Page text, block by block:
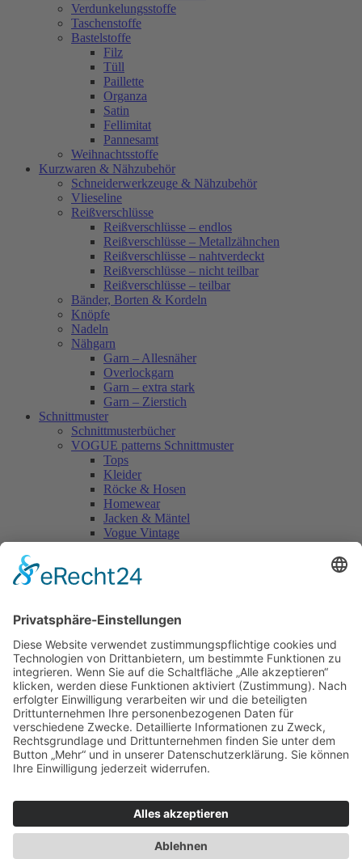
Verdunkelungsstoffe
Taschenstoffe
Bastelstoffe
Filz
Tüll
Paillette
Organza
Satin
Fellimitat
Pannesamt
Weihnachtsstoffe
Kurzwaren & Nähzubehör
Schneiderwerkzeuge & Nähzubehör
Vlieseline
Reißverschlüsse
Reißverschlüsse – endlos
Reißverschlüsse – Metallzähnchen
Reißverschlüsse – nahtverdeckt
Reißverschlüsse – nicht teilbar
Reißverschlüsse – teilbar
Bänder, Borten & Kordeln
Knöpfe
Nadeln
Nähgarn
Garn – Allesnäher
Overlockgarn
Garn – extra stark
Garn – Zierstich
Schnittmuster
Schnittmusterbücher
VOGUE patterns Schnittmuster
Tops
Kleider
Röcke & Hosen
Homewear
Jacken & Mäntel
Vogue Vintage
Accessoires
Kleider
Homewear
Jacken & Mäntel
Curvy
Herren
Kids
Burda Fantasy
Accessoires & Deko
NEU im Shop
SALE
Suchen
Bitte mindestens 5 Buschstaben oder Zahlen eingeben!